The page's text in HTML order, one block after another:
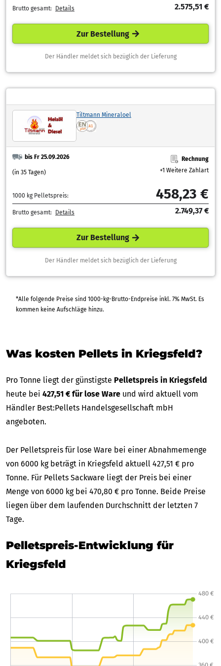
Brutto gesamt: Details 2.575,51 €
Zur Bestellung
Der Händler meldet sich bezüglich der Lieferung
Tiltmann Mineraloel
bis Fr 25.09.2026
(in 35 Tagen)
Rechnung
+1 Weitere Zahlart
1000 kg Pelletspreis: 458,23 €
Brutto gesamt: Details 2.749,37 €
Zur Bestellung
Der Händler meldet sich bezüglich der Lieferung
*Alle folgende Preise sind 1000-kg-Brutto-Endpreise inkl. 7% MwSt. Es
kommen keine Aufschläge hinzu.
Was kosten Pellets in Kriegsfeld?
Pro Tonne liegt der günstigste Pelletspreis in Kriegsfeld
heute bei 427,51 € für lose Ware und wird aktuell vom
Händler Best:Pellets Handelsgesellschaft mbH
angeboten.
Der Pelletspreis für lose Ware bei einer Abnahmemenge
von 6000 kg beträgt in Kriegsfeld aktuell 427,51 € pro
Tonne. Für Pellets Sackware liegt der Preis bei einer
Menge von 6000 kg bei 470,80 € pro Tonne. Beide Preise
liegen über dem laufenden Durchschnitt der letzten 7
Tage.
Pelletspreis-Entwicklung für
Kriegsfeld